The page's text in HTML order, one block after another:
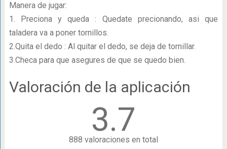
Manera de jugar:
1. Preciona y queda : Quedate precionando, asi que
taladera va a poner tornillos.
2.Quita el dedo : Al quitar el dedo, se deja de tornillar.
3.Checa para que asegures de que se quedo bien.
Valoración de la aplicación
3.7
888 valoraciones en total